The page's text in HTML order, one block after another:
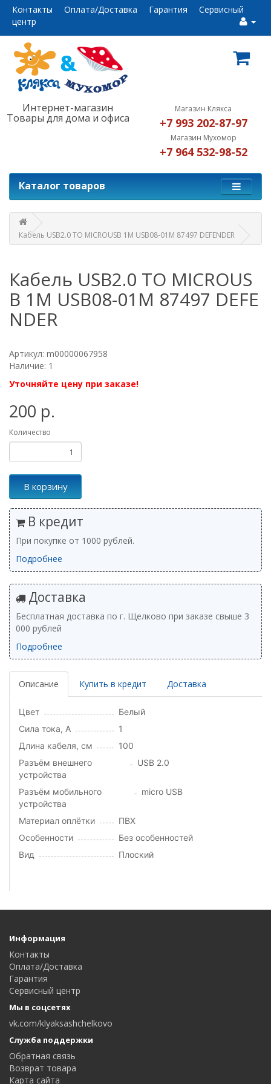
Контакты Оплата/Доставка Гарантия
Сервисный
центр
Интернет-магазин
Товары для дома и офиса
Магазин Клякса
+7 993 202-87-97
Магазин Мухомор
+7 964 532-98-52
Каталог товаров
Кабель USB2.0 TO MICROUSB 1M USB08-01M 87497 DEFENDER
Кабель USB2.0 TO MICROUS
B 1M USB08-01M 87497 DEFE
NDER
Артикул: m00000067958
Наличие: 1
Уточняйте цену при заказе!
200 р.
Количество
В корзину
В кредит
При покупке от 1000 рублей.
Подробнее
Доставка
Бесплатная доставка по г. Щелково при заказе свыше 3
000 рублей
Подробнее
Описание Купить в кредит Доставка
Цвет
Белый
Сила тока, А
1
Длина кабеля, см
100
Разъём внешнего
устройства
USB 2.0
Разъём мобильного
устройства
micro USB
Материал оплётки
ПВХ
Особенности
Без особенностей
Вид
Плоский
Информация
Контакты
Оплата/Доставка
Гарантия
Сервисный центр
Мы в соцсетях
vk.com/klyaksashchelkovo
Служба поддержки
Обратная связь
Возврат товара
Карта сайта